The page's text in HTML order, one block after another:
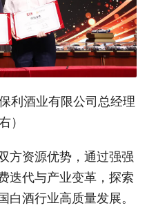
利酒业有限公司总经理
）
方资源优势，通过强强
迭代与产业变革，探索
白酒行业高质量发展。